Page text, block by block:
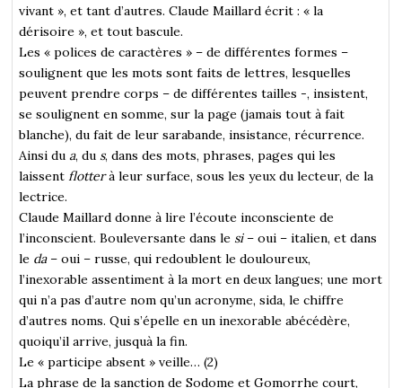
vivant », et tant d’autres. Claude Maillard écrit : « la
dérisoire », et tout bascule.
Les « polices de caractères » – de différentes formes –
soulignent que les mots sont faits de lettres, lesquelles
peuvent prendre corps – de différentes tailles -, insistent,
se soulignent en somme, sur la page (jamais tout à fait
blanche), du fait de leur sarabande, insistance, récurrence.
Ainsi dua, du s, dans des mots, phrases, pages qui les
laissent flotterà leur surface, sous les yeux du lecteur, de la
lectrice.
Claude Maillard donne à lire l’écoute inconsciente de
l’inconscient. Bouleversante dans le si– oui – italien, et dans
le da– oui – russe, qui redoublent le douloureux,
l’inexorable assentiment à la mort en deux langues; une mort
qui n’a pas d’autre nom qu’un acronyme, sida, le chiffre
d’autres noms. Qui s’épelle en un inexorable abécédère,
quoiqu’il arrive, jusquà la fin.
Le « participe absent » veille… (2)
La phrase de la sanction de Sodome et Gomorrhe court,